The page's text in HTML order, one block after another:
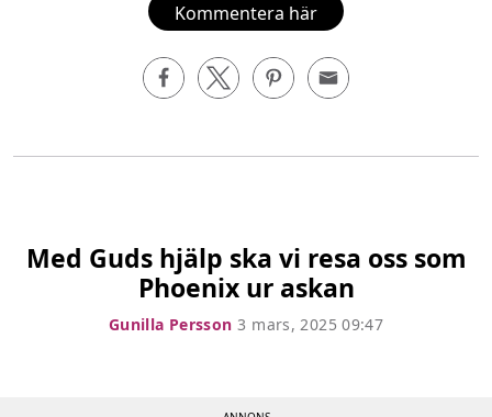
Kommentera här
Med Guds hjälp ska vi resa oss som
Phoenix ur askan
Gunilla Persson 3 mars, 2025 09:47